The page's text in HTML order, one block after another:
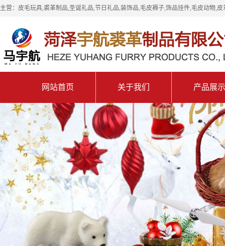
主营：皮毛玩具,裘革制品,圣诞礼品,节日礼品,装饰品,毛皮褥子,饰品挂件,毛皮动物,
网站首页 关于我们 产品展示